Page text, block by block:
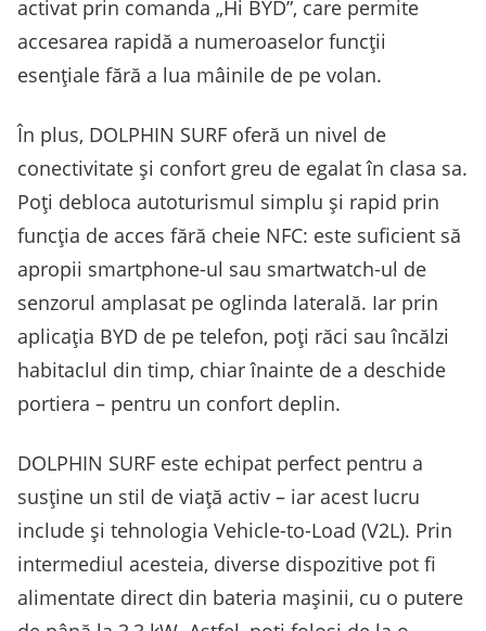
activat prin comanda „Hi BYD”, care permite
accesarea rapidă a numeroaselor funcții
esențiale fără a lua mâinile de pe volan.
În plus, DOLPHIN SURF oferă un nivel de
conectivitate și confort greu de egalat în clasa sa.
Poți debloca autoturismul simplu și rapid prin
funcția de acces fără cheie NFC: este suficient să
apropii smartphone-ul sau smartwatch-ul de
senzorul amplasat pe oglinda laterală. Iar prin
aplicația BYD de pe telefon, poți răci sau încălzi
habitaclul din timp, chiar înainte de a deschide
portiera – pentru un confort deplin.
DOLPHIN SURF este echipat perfect pentru a
susține un stil de viață activ – iar acest lucru
include și tehnologia Vehicle-to-Load (V2L). Prin
intermediul acesteia, diverse dispozitive pot fi
alimentate direct din bateria mașinii, cu o putere